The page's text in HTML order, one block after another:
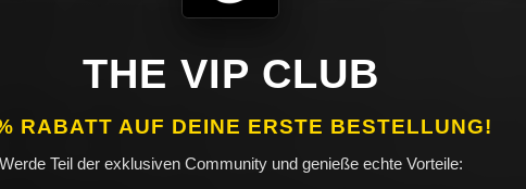
THE VIP CLUB
RABATT AUF DEINE ERSTE BESTELLUNG!
Werde Teil der exklusiven Community und genieße echte Vorteile: